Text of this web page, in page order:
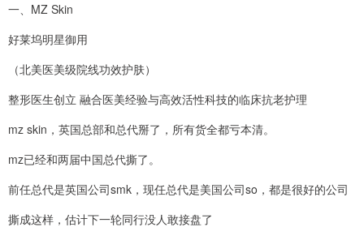
一、MZ Skin
好莱坞明星御用
（北美医美级院线功效护肤）
整形医生创立 融合医美经验与高效活性科技的临床抗老护理
mz skin，英国总部和总代掰了，所有货全都亏本清。
mz已经和两届中国总代撕了。
前任总代是英国公司smk，现任总代是美国公司so，都是很好的公司
撕成这样，估计下一轮同行没人敢接盘了